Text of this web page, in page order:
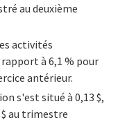
au deuxième
activités
à 6,1 % pour
antérieur.
s'est situé à 0,13 $,
au trimestre